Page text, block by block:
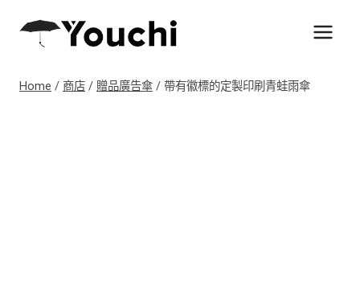
Home / 商店 / 贈品廣告傘 / 帶有徽標的定製印刷青蛙雨傘